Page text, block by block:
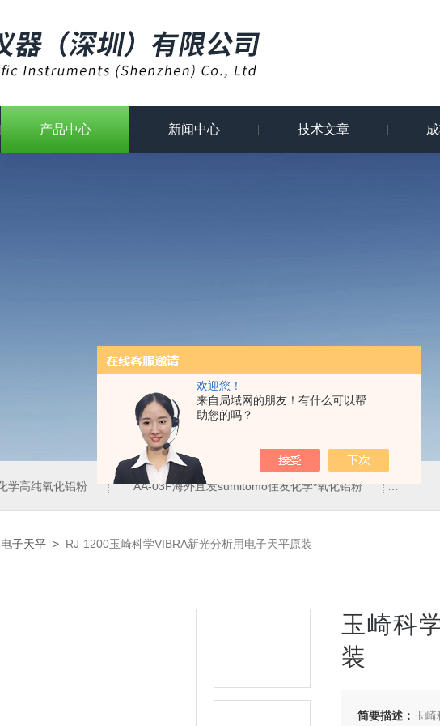
欢迎您！
来自局域网的朋友！有什么可以帮
助您的吗？
产品中心 新闻中心 技术文章
学高纯氧化铝粉 AA-03F海外直发sumitomo住友化学*氧化铝粉
电子天平> RJ-1200玉崎科学VIBRA新光分析用电子天平原装
玉崎科
装
简要描述： 玉崎